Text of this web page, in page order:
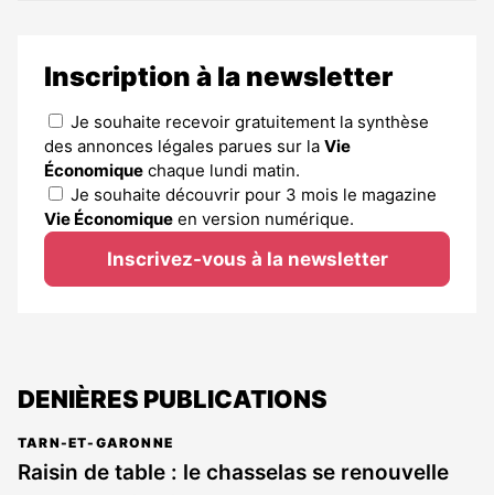
Inscription à la newsletter
Je souhaite recevoir gratuitement la synthèse
des annonces légales parues sur la Vie
Économique chaque lundi matin.
Je souhaite découvrir pour 3 mois le magazine
Vie Économique en version numérique.
Inscrivez-vous à la newsletter
DENIÈRES PUBLICATIONS
TARN-ET-GARONNE
Raisin de table : le chasselas se renouvelle